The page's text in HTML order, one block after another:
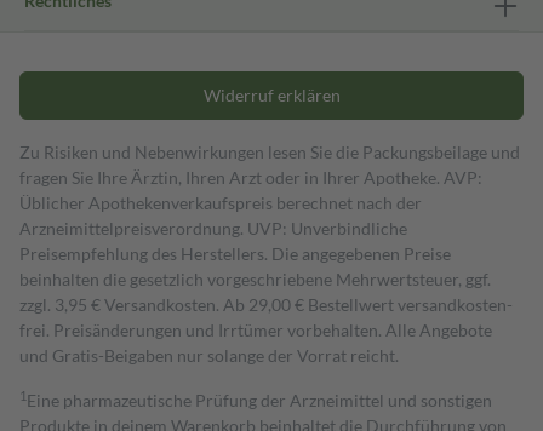
Widerruf erklären
Zu Risiken und Nebenwirkungen lesen Sie die Packungsbeilage und
fragen Sie Ihre Ärztin, Ihren Arzt oder in Ihrer Apotheke. AVP:
Üblicher Apothekenverkaufspreis berechnet nach der
Arzneimittelpreisverordnung. UVP: Unverbindliche
Preisempfehlung des Herstellers. Die angegebenen Preise
beinhalten die gesetzlich vorgeschriebene Mehrwertsteuer, ggf.
zzgl. 3,95 € Versandkosten. Ab 29,00 € Bestell­wert versand­kosten­
frei. Preisänderungen und Irrtümer vorbehalten. Alle Angebote
und Gratis-Beigaben nur solange der Vorrat reicht.
1 Eine pharmazeutische Prüfung der Arzneimittel und sonstigen
Produkte in deinem Warenkorb beinhaltet die Durchführung von